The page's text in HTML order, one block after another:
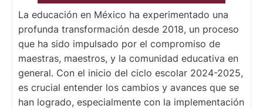
La educación en México ha experimentado una
profunda transformación desde 2018, un proceso
que ha sido impulsado por el compromiso de
maestras, maestros, y la comunidad educativa en
general. Con el inicio del ciclo escolar 2024-2025,
es crucial entender los cambios y avances que se
han logrado, especialmente con la implementación